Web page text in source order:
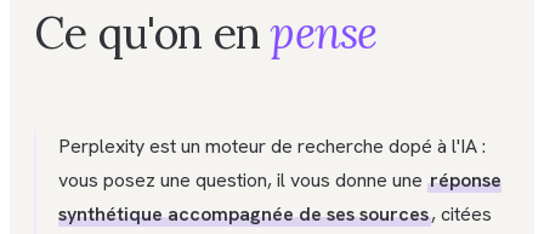
Ce qu'on enpense
Perplexity est un moteur de recherche dopé à l'IA :
vous posez une question, il vous donne une réponse
synthétique accompagnée de ses sources, citées